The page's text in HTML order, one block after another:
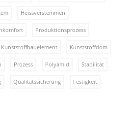
Heissverstemmen
Produktionsprozess
Kunststoffbauelement Kunststoffdom
Prozess Polyamid Stabilität
Qualitätssicherung Festigkeit